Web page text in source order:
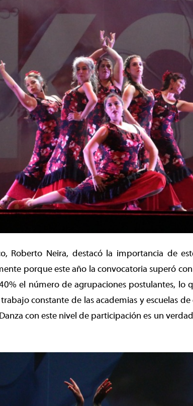
Roberto Neira, destacó la importancia de
porque este año la convocatoria superó con
el número de agrupaciones postulantes, lo
constante de las academias y escuelas
con este nivel de participación es un